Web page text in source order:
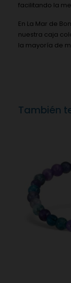
facilitando la
En La Mar de
nuestra caja
la mayoría de
También